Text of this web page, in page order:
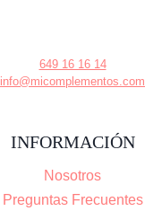
649 16 16 14
info@micomplementos.com
INFORMACIÓN
Nosotros
Preguntas Frecuentes